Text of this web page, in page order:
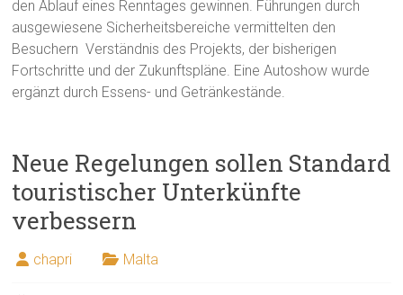
den Ablauf eines Renntages gewinnen. Führungen durch
ausgewiesene Sicherheitsbereiche vermittelten den
Besuchern Verständnis des Projekts, der bisherigen
Fortschritte und der Zukunftspläne. Eine Autoshow wurde
ergänzt durch Essens- und Getränkestände.
Neue Regelungen sollen Standard
touristischer Unterkünfte
verbessern
chapri Malta